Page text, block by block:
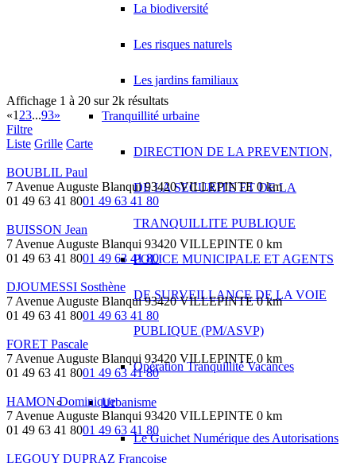
La biodiversité
Les risques naturels
Les jardins familiaux
Tranquillité urbaine
DIRECTION DE LA PREVENTION,
DE LA SECURITE ET DE LA
TRANQUILLITE PUBLIQUE
POLICE MUNICIPALE ET AGENTS
DE SURVEILLANCE DE LA VOIE
PUBLIQUE (PM/ASVP)
Opération Tranquillité Vacances
Urbanisme
Le Guichet Numérique des Autorisations
14 Avenue de la Gare 93420 VILLEPINTE
Affichage 1 à 20 sur 2k résultats
«1 23...93»
Filtre
Liste Grille Carte
BOUBLIL Paul
7 Avenue Auguste Blanqui 93420 VILLEPINTE 0 km
01 49 63 41 8001 49 63 41 80
BUISSON Jean
7 Avenue Auguste Blanqui 93420 VILLEPINTE 0 km
01 49 63 41 8001 49 63 41 80
DJOUMESSI Sosthène
7 Avenue Auguste Blanqui 93420 VILLEPINTE 0 km
01 49 63 41 8001 49 63 41 80
FORET Pascale
7 Avenue Auguste Blanqui 93420 VILLEPINTE 0 km
01 49 63 41 8001 49 63 41 80
HAMON Dominique
7 Avenue Auguste Blanqui 93420 VILLEPINTE 0 km
01 49 63 41 8001 49 63 41 80
LEGOUY DUPRAZ Françoise